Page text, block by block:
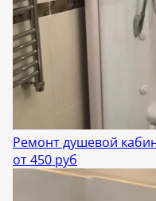
Ремонт душевой
от 450 руб